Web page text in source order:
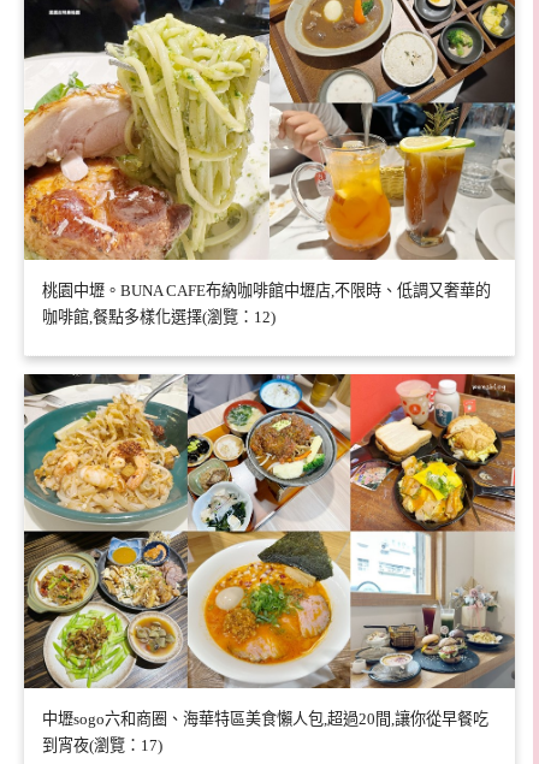
桃園中壢。BUNA CAFE布納咖啡館中壢店,不限時、低調又奢華的
咖啡館,餐點多樣化選擇(瀏覽：12)
中壢sogo六和商圈、海華特區美食懶人包,超過20間,讓你從早餐吃
到宵夜(瀏覽：17)